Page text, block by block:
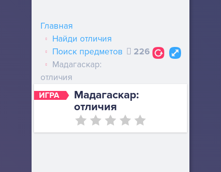
ИГРА
Мадагаскар:
отличия
Главная
Найди отличия
Поиск предметов
Мадагаскар:
отличия
226